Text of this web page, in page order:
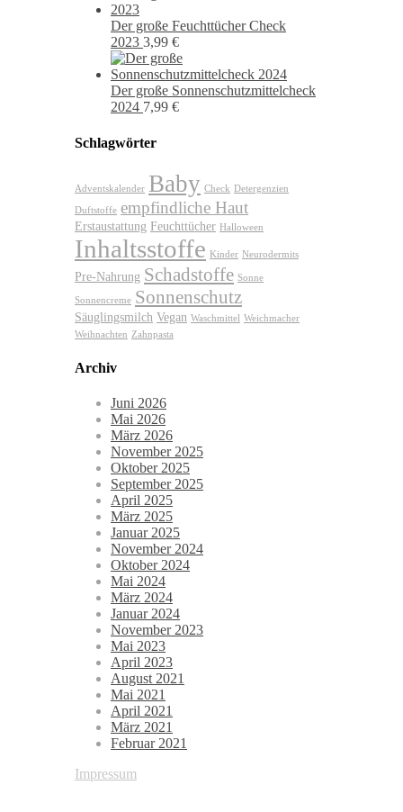
Der große Feuchttücher Check
2023 3,99 €
Der große Sonnenschutzmittelcheck
2024 7,99 €
Schlagwörter
Adventskalender Baby Check Detergenzien
Duftstoffe empfindliche Haut
Erstaustattung Feuchttücher Halloween
Inhaltsstoffe Kinder Neurodermits
Pre-Nahrung Schadstoffe Sonne
Sonnencreme Sonnenschutz
Säuglingsmilch Vegan Waschmittel Weichmacher
Weihnachten Zahnpasta
Archiv
Juni 2026
Mai 2026
März 2026
November 2025
Oktober 2025
September 2025
April 2025
März 2025
Januar 2025
November 2024
Oktober 2024
Mai 2024
März 2024
Januar 2024
November 2023
Mai 2023
April 2023
August 2021
Mai 2021
April 2021
März 2021
Februar 2021
Impressum